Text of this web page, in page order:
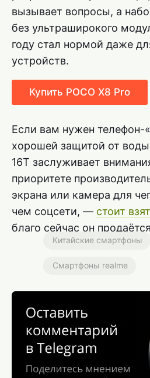
вызывает вопросы, а
без ультраширокого
году стал нормой даже
устройств.
Купить POCO X8 Pro
Если вам нужен телефон-
хорошей защитой от воды
16T заслуживает
приоритете
экрана или камера для
чем соцсети, — стоит
благо сейчас он
Китайские смартфоны
Смартфоны realme